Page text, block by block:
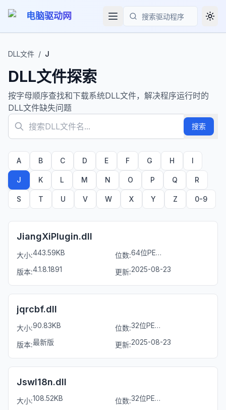
电脑驱动网
搜索
DLL文件 / J
DLL文件探索
按字母顺序查找和下载系统DLL文件，解决程序运行时的
DLL文件缺失问题
搜索
A B C D E F G H I
J K L M N O P Q R
S T U V W X Y Z 0-9
JiangXiPlugin.dll
大小:443.59KB 位数: 64位PE文件
版本:4.1.8.1891 更新:2025-08-23
jqrcbf.dll
大小:90.83KB 位数: 32位PE文件
版本:最新版 更新:2025-08-23
JswI18n.dll
大小:108.52KB 位数: 32位PE文件